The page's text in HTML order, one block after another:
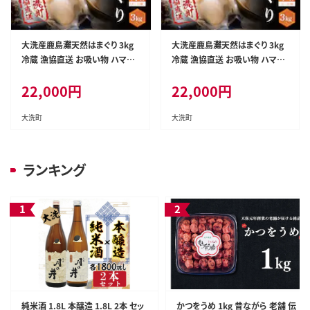
大洗産鹿島灘天然はまぐり 3kg
冷蔵 漁協直送 お吸い物 ハマグ
産 天然 はまぐり
22,000円
大洗町
大洗産鹿島灘天然はまぐり 3kg
冷蔵 漁協直送 お吸い物 ハマグ
産 天然 はまぐり
22,000円
大洗町
ランキング
純米酒 1.8L 本醸造 1.8L 2本 セッ かつをうめ 1kg 昔ながら 老舗 伝